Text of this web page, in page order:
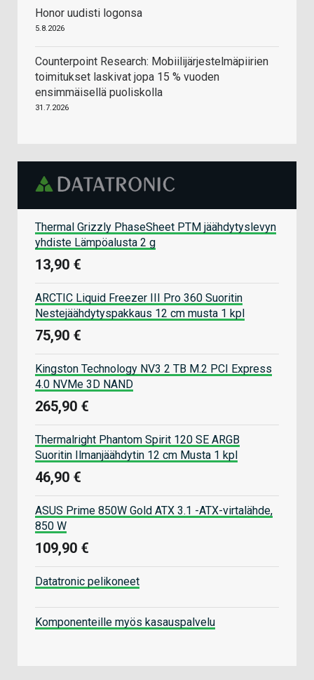
Honor uudisti logonsa
5.8.2026
Counterpoint Research: Mobiilijärjestelmäpiirien
toimitukset laskivat jopa 15 % vuoden
ensimmäisellä puoliskolla
31.7.2026
Thermal Grizzly PhaseSheet PTM jäähdytyslevyn
yhdiste Lämpöalusta 2 g
13,90 €
ARCTIC Liquid Freezer III Pro 360 Suoritin
Nestejäähdytyspakkaus 12 cm musta 1 kpl
75,90 €
Kingston Technology NV3 2 TB M.2 PCI Express
4.0 NVMe 3D NAND
265,90 €
Thermalright Phantom Spirit 120 SE ARGB
Suoritin Ilmanjäähdytin 12 cm Musta 1 kpl
46,90 €
ASUS Prime 850W Gold ATX 3.1 -ATX-virtalähde,
850 W
109,90 €
Datatronic pelikoneet
Komponenteille myös kasauspalvelu